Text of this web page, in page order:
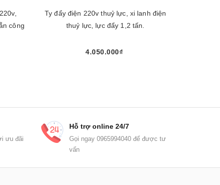
công
Ty đẩy điện 220v thuỷ lực, xi lanh điện
thuỷ lực, lực đẩy 1,2 tấn.
4.050.000₫
ưu đãi
Hỗ trợ online 24/7
Gọi ngay 0965994040 để được tư
vấn